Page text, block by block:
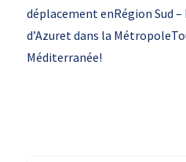
déplacement enRégion Sud
d’Azuret dans la
Méditerranée!